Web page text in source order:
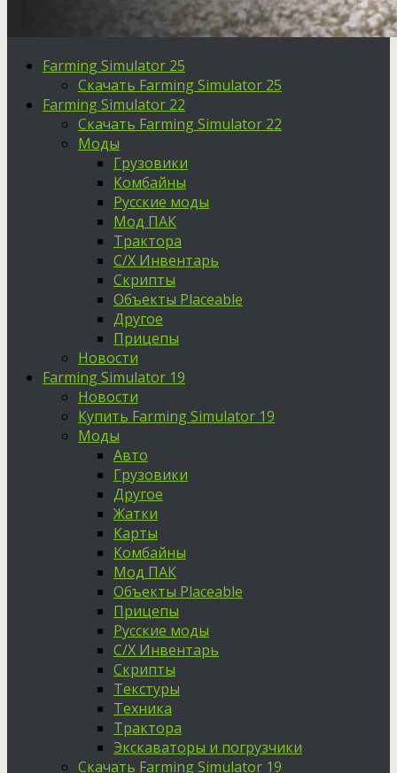
Farming Simulator 25
Скачать Farming Simulator 25
Farming Simulator 22
Скачать Farming Simulator 22
Моды
Грузовики
Комбайны
Русские моды
Мод ПАК
Трактора
С/Х Инвентарь
Скрипты
Объекты Placeable
Другое
Прицепы
Новости
Farming Simulator 19
Новости
Купить Farming Simulator 19
Моды
Авто
Грузовики
Другое
Жатки
Карты
Комбайны
Мод ПАК
Объекты Placeable
Прицепы
Русские моды
С/Х Инвентарь
Скрипты
Текстуры
Техника
Трактора
Экскаваторы и погрузчики
Скачать Farming Simulator 19